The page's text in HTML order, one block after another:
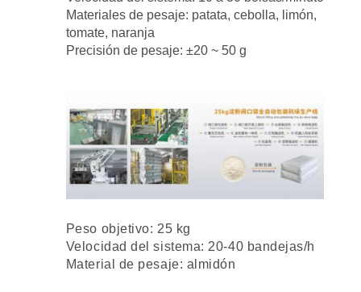
Materiales de pesaje: patata, cebolla, limón,
tomate, naranja
Precisión de pesaje: ±20 ~ 50 g
Peso objetivo: 25 kg
Velocidad del sistema: 20-40 bandejas/h
Material de pesaje: almidón